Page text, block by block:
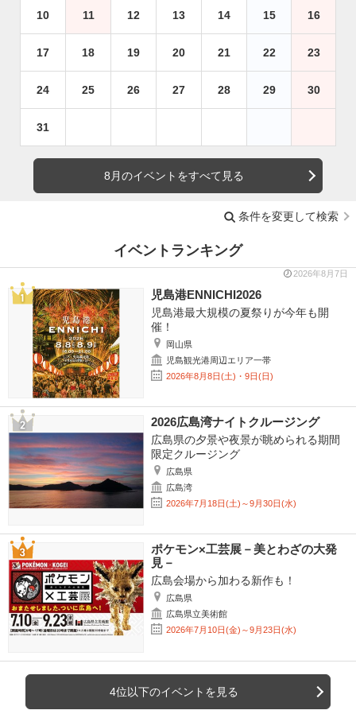
10 11 12 13 14 15 16
17 18 19 20 21 22 23
24 25 26 27 28 29 30
31
8月のイベントをすべて見る
条件を変更して検索
イベントランキング
2026年8月7日
児島港ENNICHI2026
児島港最大規模の夏祭りが今年も開
催！
岡山県
児島観光港周辺エリア一帯
2026年8月8日(土)・9日(日)
2026広島湾ナイトクルージング
広島県の夕景や夜景が眺められる期間
限定クルージング
広島県
広島湾
2026年7月18日(土)～9月30日(水)
ポケモン×工芸展－美とわざの大発
見－
広島会場から加わる新作も！
広島県
広島県立美術館
2026年7月10日(金)～9月23日(水)
4位以下のイベントを見る